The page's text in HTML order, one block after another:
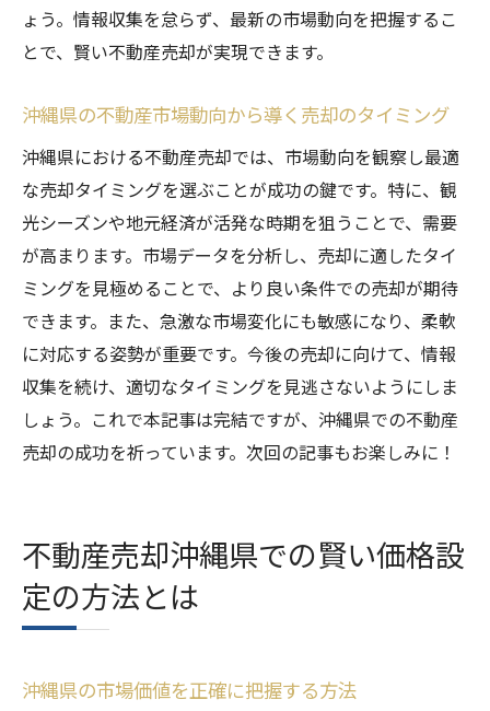
安心して進める沖縄県での不動産売却実践的ア
ドバイス
プロの助けを得て安心して売却を進める
沖縄県での売却で避けるべき落とし穴
実践的なアドバイスで売却を成功に導く
売却後も安心できるサポート体制の整え方
安心して売却を進めるための心構え
ょう。情報収集を怠らず、最新の市場動向を把握するこ
とで、賢い不動産売却が実現できます。
沖縄県の不動産市場動向から導く売却のタイミング
沖縄県における不動産売却では、市場動向を観察し最適
な売却タイミングを選ぶことが成功の鍵です。特に、観
光シーズンや地元経済が活発な時期を狙うことで、需要
が高まります。市場データを分析し、売却に適したタイ
ミングを見極めることで、より良い条件での売却が期待
できます。また、急激な市場変化にも敏感になり、柔軟
に対応する姿勢が重要です。今後の売却に向けて、情報
収集を続け、適切なタイミングを見逃さないようにしま
しょう。これで本記事は完結ですが、沖縄県での不動産
売却の成功を祈っています。次回の記事もお楽しみに！
不動産売却沖縄県での賢い価格設
定の方法とは
沖縄県の市場価値を正確に把握する方法